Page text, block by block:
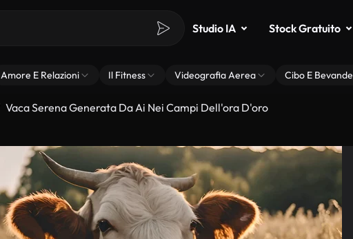
Studio IA Stock Gratuito
Amore E Relazioni Il Fitness Videografia Aerea Cibo E Bevande
Vaca Serena Generata Da Ai Nei Campi Dell'ora D'oro